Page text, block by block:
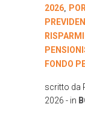
2026,
FONDO
scritto da
2026 - in